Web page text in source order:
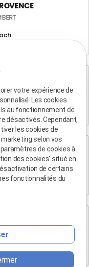
Exupéry Batiment l
votre expérience de
Les cookies
au fonctionnement de
désactivés. Cependant,
les cookies de
selon vos
de cookies à
des cookies' situé en
de certains
fonctionnalités du